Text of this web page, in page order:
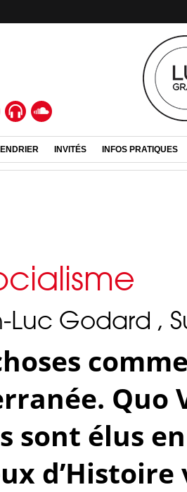
INVITÉS INFOS PRATIQUES
Godard ,
Quo
sont élus
d’Histoire